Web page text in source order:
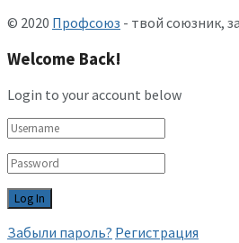
© 2020 Профсоюз - твой союзник,
Welcome Back!
Login to your account below
Забыли пароль? Регистрация